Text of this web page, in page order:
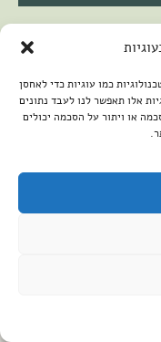
כמו עוגיות כדי לאחסן
אלו תאפשר לנו לעבד נתונים
או ויתור על הסכמה יכולים